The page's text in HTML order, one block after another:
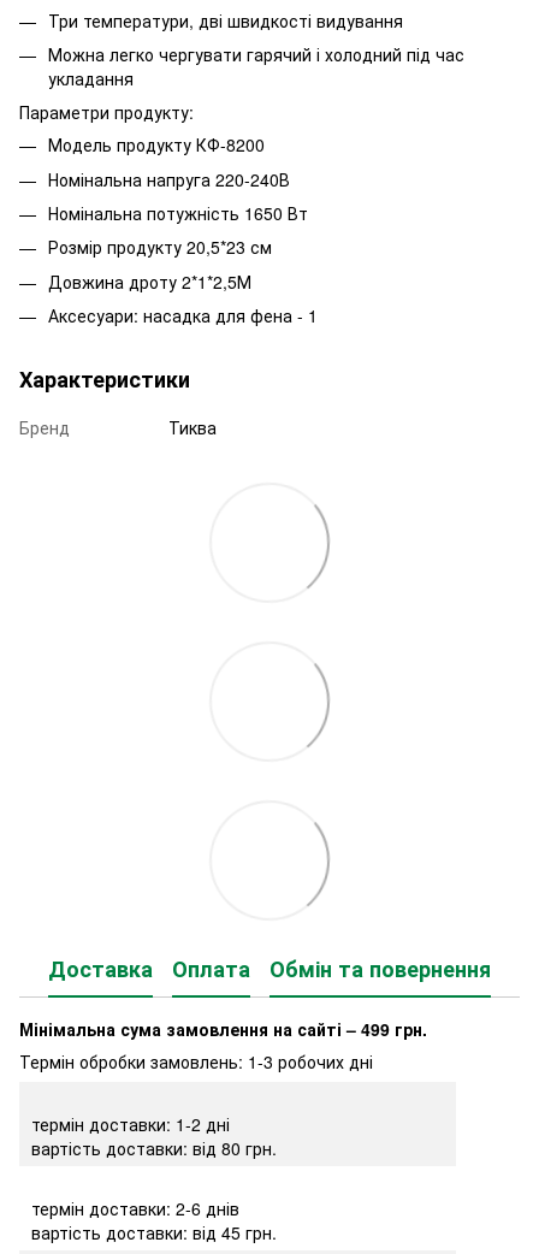
Три температури, дві швидкості видування
Можна легко чергувати гарячий і холодний під час
укладання
Параметри продукту:
Модель продукту КФ-8200
Номінальна напруга 220-240В
Номінальна потужність 1650 Вт
Розмір продукту 20,5*23 см
Довжина дроту 2*1*2,5М
Аксесуари: насадка для фена - 1
Характеристики
Бренд Тиква
Доставка Оплата Обмін та повернення
Мінімальна сума замовлення на сайті – 499 грн.
Термін обробки замовлень: 1-3 робочих дні
термін доставки: 1-2 дні
вартість доставки: від 80 грн.
термін доставки: 2-6 днів
вартість доставки: від 45 грн.